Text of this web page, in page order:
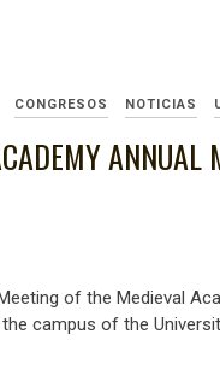
CONGRESOS NOTICIAS
ANNUAL
of the Medieval
campus of the